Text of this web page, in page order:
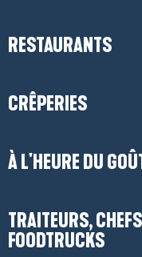
RESTAURANTS
CRÊPERIES
À L'HEURE DU
TRAITEURS,
FOODTRUCKS
!